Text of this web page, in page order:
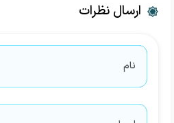
ارسال نظرات